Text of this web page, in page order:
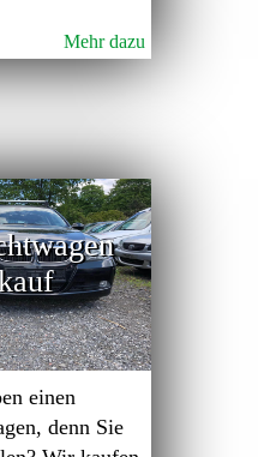
Mehr dazu
einen
denn Sie